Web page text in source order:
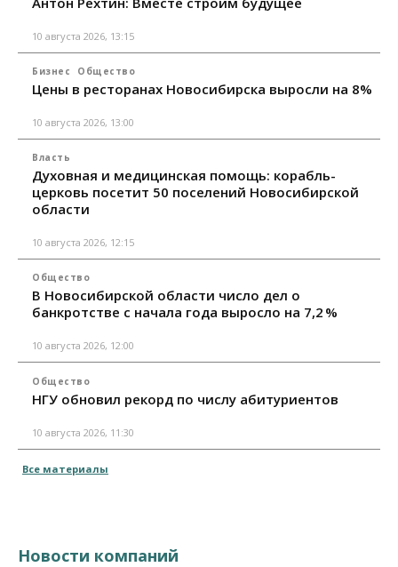
10 августа 2026, 13:15
Бизнес Общество
Цены в ресторанах Новосибирска выросли на 8%
10 августа 2026, 13:00
Власть
Духовная и медицинская помощь: корабль-
церковь посетит 50 поселений Новосибирской
области
10 августа 2026, 12:15
Общество
В Новосибирской области число дел о
банкротстве с начала года выросло на 7,2 %
10 августа 2026, 12:00
Общество
НГУ обновил рекорд по числу абитуриентов
10 августа 2026, 11:30
Все материалы
Новости компаний